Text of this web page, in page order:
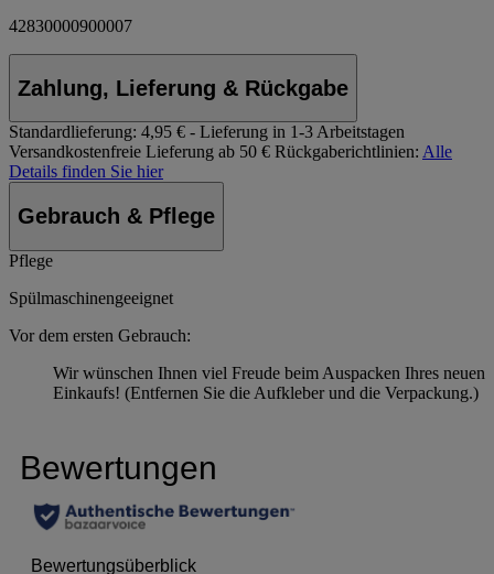
42830000900007
Zahlung, Lieferung & Rückgabe
Standardlieferung: 4,95 € - Lieferung in 1-3 Arbeitstagen
Versandkostenfreie Lieferung ab 50 € Rückgaberichtlinien: Alle
Details finden Sie hier
Gebrauch & Pflege
Pflege
Spülmaschinengeeignet
Vor dem ersten Gebrauch:
Wir wünschen Ihnen viel Freude beim Auspacken Ihres neuen
Einkaufs! (Entfernen Sie die Aufkleber und die Verpackung.)